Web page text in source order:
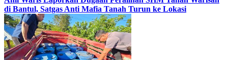
di Bantul, Satgas Anti Mafia Tanah Turun ke Lokasi